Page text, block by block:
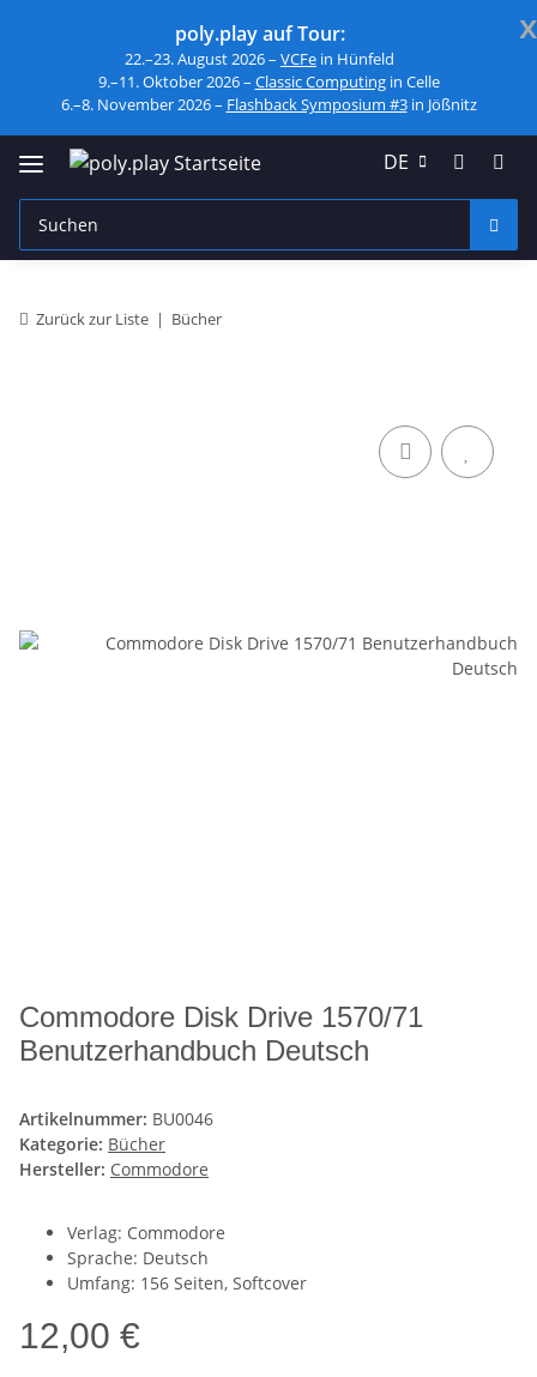
x
poly.play auf Tour:
22.–23. August 2026 – VCFe in Hünfeld
9.–11. Oktober 2026 – Classic Computingin Celle
6.–8. November 2026 – Flashback Symposium #3in Jößnitz
DE
Zurück zur Liste Bücher
Commodore Disk Drive 1570/71
Benutzerhandbuch Deutsch
Artikelnummer: BU0046
Kategorie: Bücher
Hersteller: Commodore
Verlag: Commodore
Sprache: Deutsch
Umfang: 156 Seiten, Softcover
12,00 €